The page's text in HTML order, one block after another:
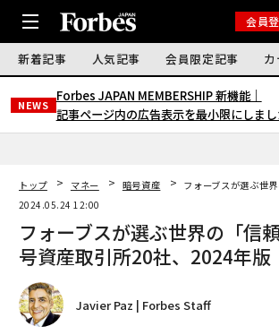
会員
新着記事 人気記事 会員限定記事 カ
NEWS
Forbes JAPAN MEMBERSHIP 新機能｜
記事ページ内の広告表示を最小限にしま
トップ マネー 暗号資産
フォーブスが選ぶ世
2024.05.24 12:00
フォーブスが選ぶ世界の「信
号資産取引所20社、2024年版
Javier Paz | Forbes Staff